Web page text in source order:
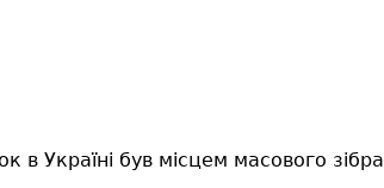
в Україні був місцем масового